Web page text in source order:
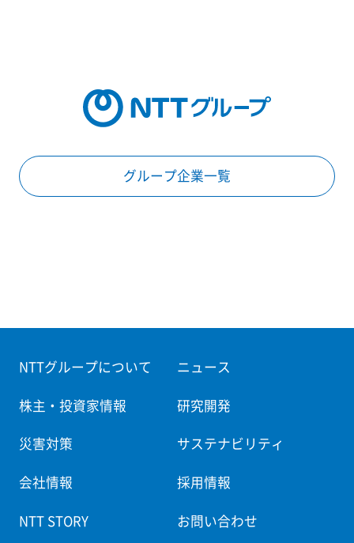
グループ企業一覧
NTTグループについて ニュース
株主・投資家情報 研究開発
災害対策 サステナビリティ
会社情報 採用情報
NTT STORY お問い合わせ